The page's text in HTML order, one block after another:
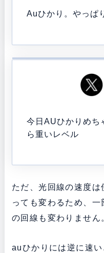
Auひかり。やっぱ
今日AUひかりめち
ら重いレベル
ただ、光回線の速度は
っても変わるため、
の回線も変わりません
auひかりには逆に速